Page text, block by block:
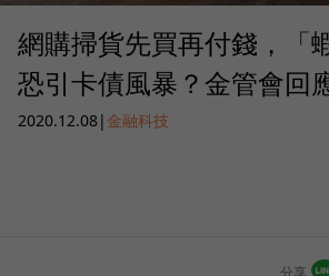
網購掃貨先買再付錢，「
恐引卡債風暴？金管會回
2020.12.08|金融科技
分享